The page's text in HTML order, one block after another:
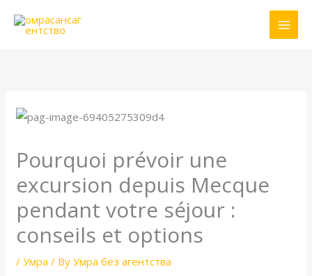
Pourquoi prévoir une
excursion depuis Mecque
pendant votre séjour :
conseils et options
/Умра / ByУмра без агентства